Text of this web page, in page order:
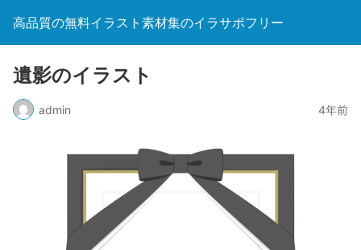
高品質の無料イラスト素材集のイラサポフリー
遺影のイラスト
admin 4年前